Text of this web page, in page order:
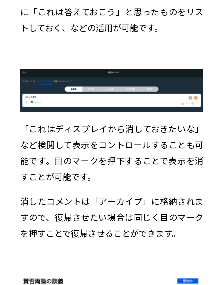
に「これは答えておこう」と思ったものをリス
トしておく、などの活用が可能です。
「これはディスプレイから消しておきたいな」
など検閲して表示をコントロールすることも可
能です。目のマークを押下することで表示を消
すことが可能です。
消したコメントは「アーカイブ」に格納されま
すので、復帰させたい場合は同じく目のマーク
を押すことで復帰させることができます。